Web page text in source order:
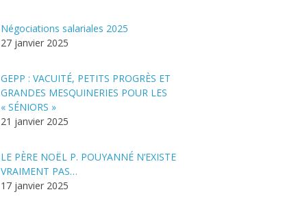
Négociations salariales 2025
27 janvier 2025
GEPP : VACUITÉ, PETITS PROGRÈS ET
GRANDES MESQUINERIES POUR LES
« SÉNIORS »
21 janvier 2025
LE PÈRE NOËL P. POUYANNÉ N’EXISTE
VRAIMENT PAS…
17 janvier 2025